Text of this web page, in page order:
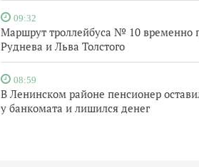
09:32
Маршрут троллейбуса № 10 временно
Руднева и Льва Толстого
08:59
В Ленинском районе пенсионер
у банкомата и лишился денег